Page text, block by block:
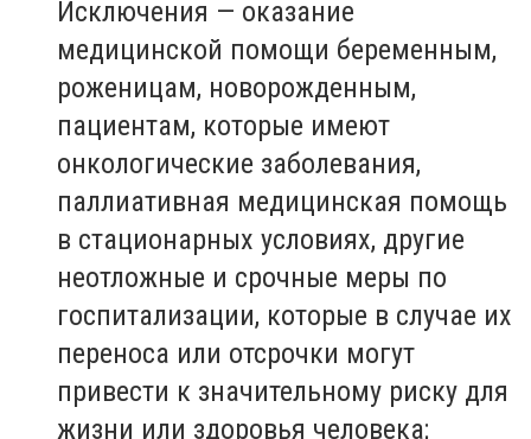
Исключения — оказание
медицинской помощи беременным,
роженицам, новорожденным,
пациентам, которые имеют
онкологические заболевания,
паллиативная медицинская помощь
в стационарных условиях, другие
неотложные и срочные меры по
госпитализации, которые в случае их
переноса или отсрочки могут
привести к значительному риску для
жизни или здоровья человека;